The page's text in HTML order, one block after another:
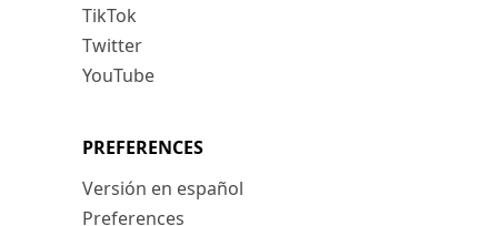
TikTok
Twitter
YouTube
PREFERENCES
Versión en español
Preferences